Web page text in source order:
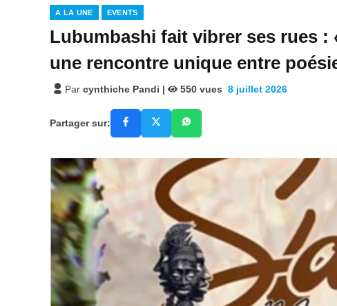
A LA UNE EVENTS
Lubumbashi fait vibrer ses rues :
une rencontre unique entre
Par cynthiche Pandi | 550 vues 8 juillet 2026
Partager sur: